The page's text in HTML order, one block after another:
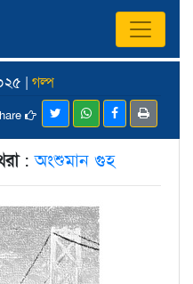
| গল্প
:অংশুমান গুহ